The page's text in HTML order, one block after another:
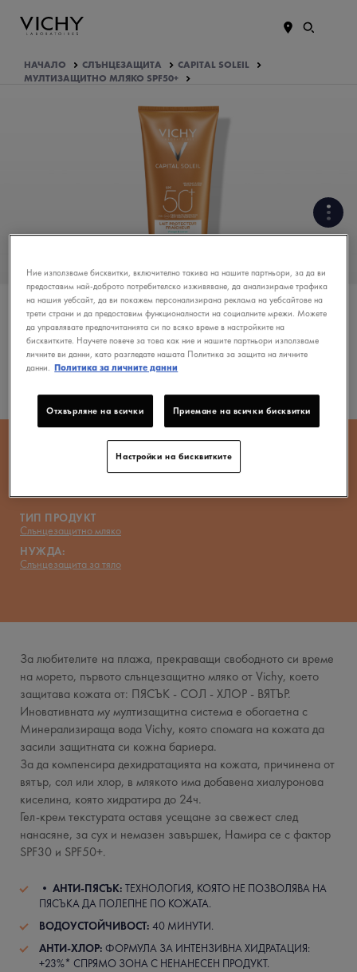
НАЧАЛО СЛЪНЦЕЗАЩИТА
CAPITAL SOLEIL
МУЛТИЗАЩИТНО МЛЯКО SPF50+
CAPITAL SOLEIL
Мултизащитно мляко SPF50+
ТИП ПРОДУКТ
Слънцезащитно мляко
НУЖДА:
Слънцезащита за тяло
За любителите на плажа, прекраващи свободното си време
на морето, първото слънцезащитно мляко от Vichy, което
защитава кожата от: ПЯСЪК - СОЛ - ХЛОР - ВЯТЪР.
Иновативната му мултизащитна система е обогаетна с
Минерализираща вода Vichy, която спомага на кожата да
засили защитната си кожна бариера.
За да компенсира дехидратацията на кожата, причинена от
вятър, сол или хлор, в млякото има добавена хиалуронова
киселина, която хидратира до 24ч.
Гел-крем текстурата оставя усещане за свежест след
нанасяне, за сух и немазен завършек, Намира се с фактор
SPF30 и SPF50+.
• АНТИ-ПЯСЪК: ТЕХНОЛОГИЯ, КОЯТО НЕ ПОЗВОЛЯВА НА
ПЯСЪКА ДА ПОЛЕПНЕ ПО КОЖАТА.
ВОДОУСТОЙЧИВОСТ: 40 МИНУТИ.
АНТИ-ХЛОР: ФОРМУЛА ЗА ИНТЕНЗИВНА ХИДРАТАЦИЯ:
+23%* СПРЯМО ЗОНА С НЕНАНЕСЕН ПРОДУКТ.
КАК СЕ ФОРМУЛИРА
ПРОДУКТЪТ?
ВАШАТА ГРИЖА
Ние използваме бисквитки, включително такива на нашите партньори, за да ви
предоставим най-доброто потребителско изживяване, да анализираме трафика
на нашия уебсайт, да ви покажем персонализирана реклама на уебсайтове на
трети страни и да предоставим функционалности на социалните мрежи. Можете
да управлявате предпочитанията си по всяко време в настройките на
бисквитките. Научете повече за това как ние и нашите партньори използваме
личните ви данни, като разгледате нашата Политика за защита на личните
данни. Политика за личните данни
Отхвърляне на всички Приемане на всички бисквитки
Настройки на бисквитките